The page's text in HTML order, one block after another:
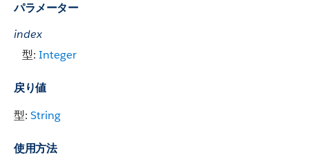
パラメーター
index
型: Integer
戻り値
型: String
使用方法